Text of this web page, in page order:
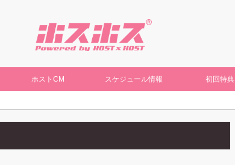
ホストCM スケジュール情報 初回特典